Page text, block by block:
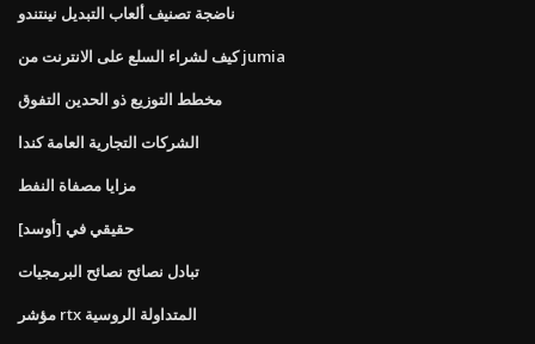
ناضجة تصنيف ألعاب التبديل نينتندو
كيف لشراء السلع على الانترنت من jumia
مخطط التوزيع ذو الحدين التفوق
الشركات التجارية العامة كندا
مزايا مصفاة النفط
حقيقي في [أوسد]
تبادل نصائح نصائح البرمجيات
مؤشر rtx المتداولة الروسية